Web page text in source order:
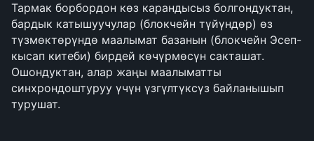
Тармак борбордон көз карандысыз болгондуктан,
бардык катышуучулар (блокчейн түйүндөр) өз
түзмөктөрүндө маалымат базанын (блокчейн Эсеп-
кысап китеби) бирдей көчүрмөсүн сакташат.
Ошондуктан, алар жаңы маалыматты
синхрондоштуруу үчүн үзгүлтүксүз байланышып
турушат.